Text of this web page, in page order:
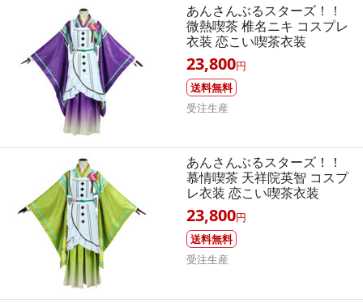
あんさんぶるスターズ！！
微熱喫茶 椎名ニキ コスプレ
衣装 恋こい喫茶衣装
23,800円
送料無料
受注生産
あんさんぶるスターズ！！
慕情喫茶 天祥院英智 コスプ
レ衣装 恋こい喫茶衣装
23,800円
送料無料
受注生産